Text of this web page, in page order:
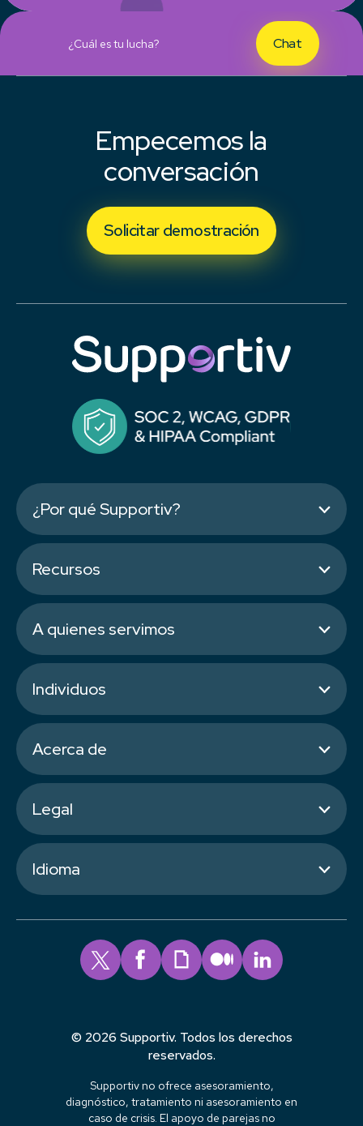
¿Cuál es tu lucha? Chat
Empecemos la
conversación
Solicitar demostración
¿Por qué Supportiv?
Recursos
A quienes servimos
Individuos
Acerca de
Legal
Idioma
© 2026 Supportiv. Todos los derechos
reservados.
Supportiv no ofrece asesoramiento,
diagnóstico, tratamiento ni asesoramiento en
caso de crisis. El apoyo de parejas no